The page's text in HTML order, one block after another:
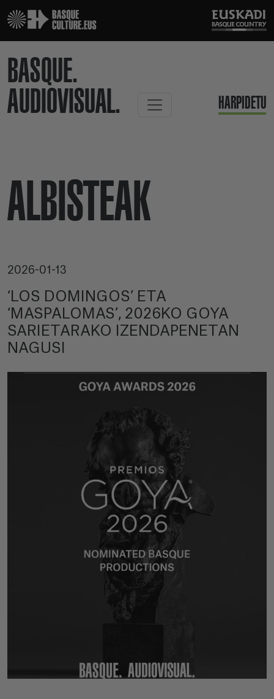
BASQUE.
AUDIOVISUAL.
HARPIDETU
ALBISTEAK
2026-01-13
‘LOS DOMINGOS’ ETA
‘MASPALOMAS’, 2026KO GOYA
SARIETARAKO IZENDAPENETAN
NAGUSI